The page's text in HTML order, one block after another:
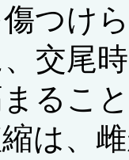
つけ
交尾
るこ
は、